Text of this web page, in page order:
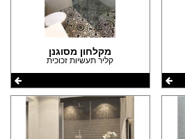
מקלחון מסוגנן
קליר תעשיות זכוכית